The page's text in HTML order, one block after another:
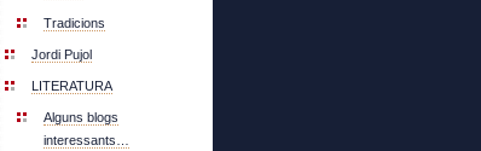
Tradicions
Jordi Pujol
LITERATURA
Alguns blogs
interessants…